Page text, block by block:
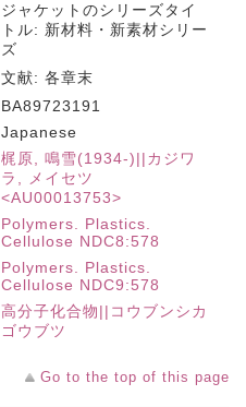
ジャケットのシリーズタイ
トル: 新材料・新素材シリー
ズ
文献: 各章末
BA89723191
Japanese
梶原, 鳴雪(1934-)||カジワ
ラ, メイセツ
<AU00013753>
Polymers. Plastics.
Cellulose NDC8:578
Polymers. Plastics.
Cellulose NDC9:578
高分子化合物||コウブンシカ
ゴウブツ
Go to the top of this page